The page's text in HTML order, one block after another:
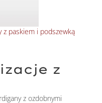
paskiem i podszewką
z
z ozdobnymi